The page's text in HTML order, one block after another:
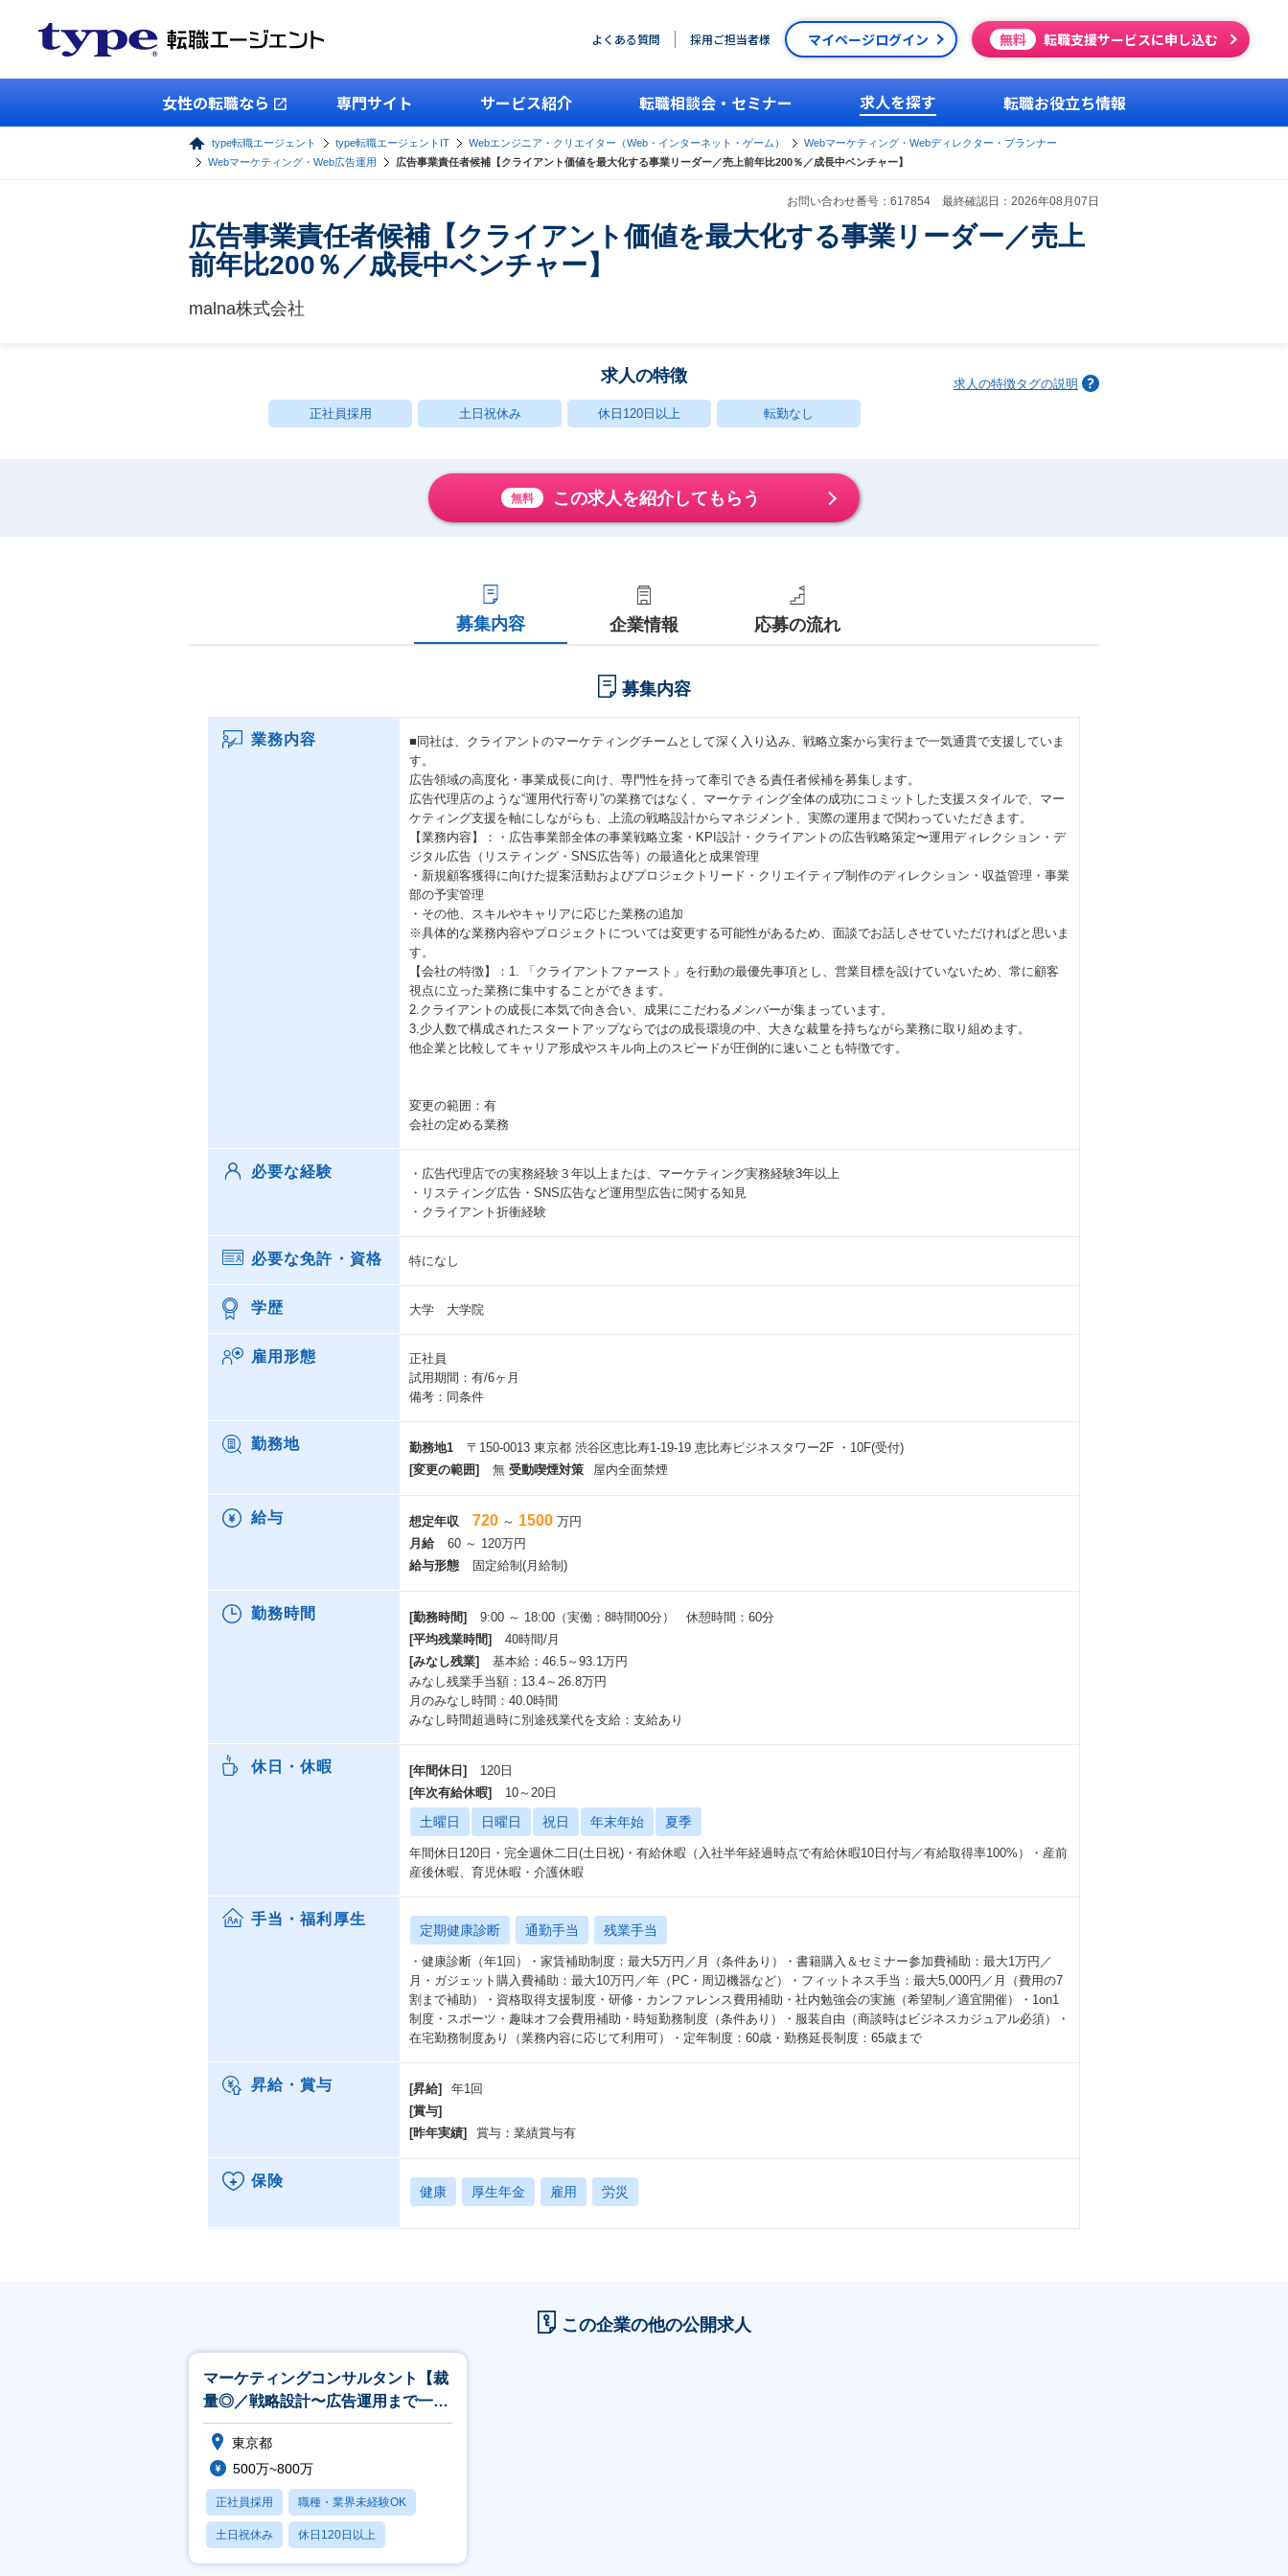
よくある質問 採用ご担当者様 マイページログイン 無料 転職支援サービスに申し込む
女性の転職なら 専門サイト サービス紹介 転職相談会・セミナー 求人を探す 転職お役立ち情報
type転職エージェント type転職エージェントIT Webエンジニア・クリエイター（Web・インターネット・ゲーム）
Webマーケティング・Webディレクター・プランナー
Webマーケティング・Web広告運用
広告事業責任者候補【クライアント価値を最大化する事業リーダー／売上前年比200％／成長中ベンチャー】
お問い合わせ番号：617854 最終確認日：2026年08月07日
広告事業責任者候補【クライアント価値を最大化する事業リーダー／売上
前年比200％／成長中ベンチャー】
malna株式会社
求人の特徴 求人の特徴タグの説明
正社員採用 土日祝休み 休日120日以上 転勤なし
無料 この求人を紹介してもらう
募集内容 企業情報 応募の流れ
募集内容
業務内容
■同社は、クライアントのマーケティングチームとして深く入り込み、戦略立案から実行まで一気通貫で支援していま
す。
広告領域の高度化・事業成長に向け、専門性を持って牽引できる責任者候補を募集します。
広告代理店のような“運用代行寄り”の業務ではなく、マーケティング全体の成功にコミットした支援スタイルで、マー
ケティング支援を軸にしながらも、上流の戦略設計からマネジメント、実際の運用まで関わっていただきます。
【業務内容】：・広告事業部全体の事業戦略立案・KPI設計・クライアントの広告戦略策定〜運用ディレクション・デ
ジタル広告（リスティング・SNS広告等）の最適化と成果管理
・新規顧客獲得に向けた提案活動およびプロジェクトリード・クリエイティブ制作のディレクション・収益管理・事業
部の予実管理
・その他、スキルやキャリアに応じた業務の追加
※具体的な業務内容やプロジェクトについては変更する可能性があるため、面談でお話しさせていただければと思いま
す。
【会社の特徴】：1. 「クライアントファースト」を行動の最優先事項とし、営業目標を設けていないため、常に顧客
視点に立った業務に集中することができます。
2.クライアントの成長に本気で向き合い、成果にこだわるメンバーが集まっています。
3.少人数で構成されたスタートアップならではの成長環境の中、大きな裁量を持ちながら業務に取り組めます。
他企業と比較してキャリア形成やスキル向上のスピードが圧倒的に速いことも特徴です。
変更の範囲：有
会社の定める業務
必要な経験
・広告代理店での実務経験３年以上または、マーケティング実務経験3年以上
・リスティング広告・SNS広告など運用型広告に関する知見
・クライアント折衝経験
必要な免許・資格 特になし
学歴 大学 大学院
雇用形態
正社員
試用期間：有/6ヶ月
備考：同条件
勤務地 勤務地1
〒150-0013 東京都 渋谷区恵比寿1-19-19 恵比寿ビジネスタワー2F ・10F(受付)
[変更の範囲]
無 受動喫煙対策 屋内全面禁煙
給与 想定年収 720 ～ 1500 万円
月給
60 ～ 120万円
給与形態
固定給制(月給制)
勤務時間 [勤務時間]
9:00 ～ 18:00（実働：8時間00分） 休憩時間：60分
[平均残業時間]
40時間/月
[みなし残業]
基本給：46.5～93.1万円
みなし残業手当額：13.4～26.8万円
月のみなし時間：40.0時間
みなし時間超過時に別途残業代を支給：支給あり
休日・休暇 [年間休日]
120日
[年次有給休暇]
10～20日
土曜日 日曜日 祝日 年末年始 夏季
年間休日120日・完全週休二日(土日祝)・有給休暇（入社半年経過時点で有給休暇10日付与／有給取得率100%）・産前
産後休暇、育児休暇・介護休暇
手当・福利厚生
定期健康診断 通勤手当 残業手当
・健康診断（年1回）・家賃補助制度：最大5万円／月（条件あり）・書籍購入＆セミナー参加費補助：最大1万円／
月・ガジェット購入費補助：最大10万円／年（PC・周辺機器など）・フィットネス手当：最大5,000円／月（費用の7
割まで補助）・資格取得支援制度・研修・カンファレンス費用補助・社内勉強会の実施（希望制／適宜開催）・1on1
制度・スポーツ・趣味オフ会費用補助・時短勤務制度（条件あり）・服装自由（商談時はビジネスカジュアル必須）・
在宅勤務制度あり（業務内容に応じて利用可）・定年制度：60歳・勤務延長制度：65歳まで
昇給・賞与 [昇給]
年1回
[賞与]
[昨年実績]
賞与：業績賞与有
保険
健康 厚生年金 雇用 労災
この企業の他の公開求人
マーケティングコンサルタント【裁
量◎／戦略設計〜広告運用まで一気
通貫型／土日祝／福利厚生◎】
東京都
500万~800万
正社員採用 職種・業界未経験OK
土日祝休み 休日120日以上
転勤なし